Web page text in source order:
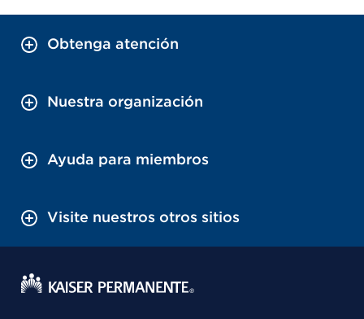
Obtenga atención
Nuestra organización
Ayuda para miembros
Visite nuestros otros sitios